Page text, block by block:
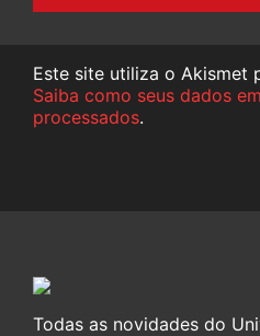
Este site utiliza o Akismet
Saiba como seus dados
processados.
Todas as novidades do